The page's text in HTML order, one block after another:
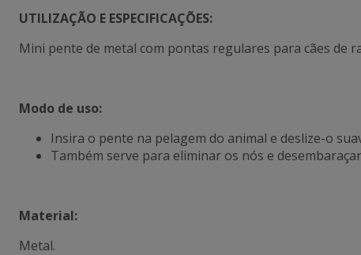
UTILIZAÇÃO E ESPECIFICAÇÕES:
Mini pente de metal com pontas regulares para cães de
Modo de uso:
Insira o pente na pelagem do animal e deslize-o
Também serve para eliminar os nós e
Material:
Metal.